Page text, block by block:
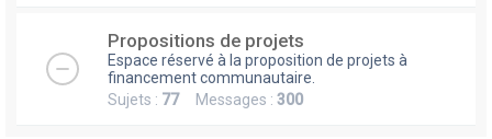
Propositions de projets
Espace réservé à la proposition de projets à
financement communautaire.
Sujets : 77Messages : 300